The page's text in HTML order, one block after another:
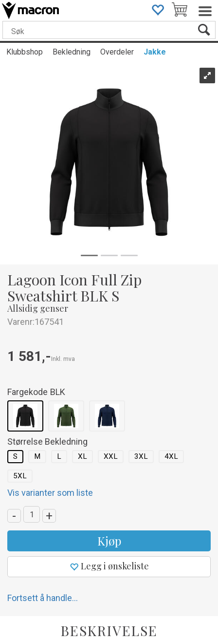
Klubbshop Bekledning Overdeler Jakke
Lagoon Icon Full Zip
Sweatshirt BLK S
Allsidig genser
Varenr:167541
1 581,- Inkl. mva
Fargekode BLK
Størrelse Bekledning
S M L XL XXL 3XL 4XL
5XL
Vis varianter som liste
- +
Kjøp
Legg i ønskeliste
Fortsett å handle...
BESKRIVELSE